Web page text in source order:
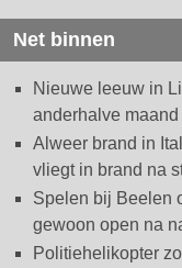
Net binnen
Nieuwe leeuw in
anderhalve maand
Alweer brand in
vliegt in brand na
Spelen bij Beelen
gewoon open na
Politiehelikopter